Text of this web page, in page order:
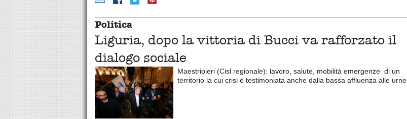
Politica
Liguria, dopo la vittoria di Bucci va rafforzato il
dialogo sociale
Maestripieri (Cisl regionale): lavoro, salute, mobilità emergenze di un
territorio la cui crisi è testimoniata anche dalla bassa affluenza alle urne